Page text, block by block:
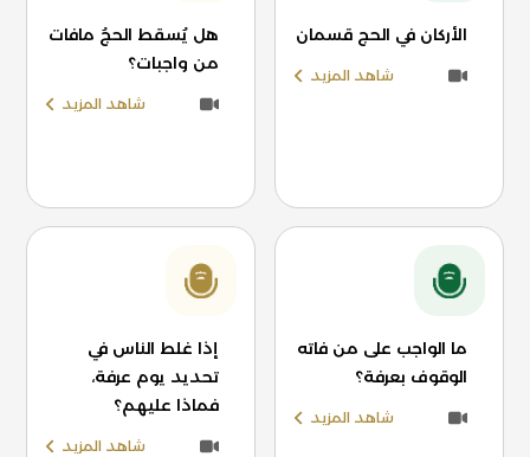
الأركان في الحج قسمان
شاهد المزيد
هل يُسقط الحجُ مافات
من واجبات؟
شاهد المزيد
ما الواجب على من فاته
الوقوف بعرفة؟
شاهد المزيد
إذا غلط الناس في
تحديد يوم عرفة،
فماذا عليهم؟
شاهد المزيد